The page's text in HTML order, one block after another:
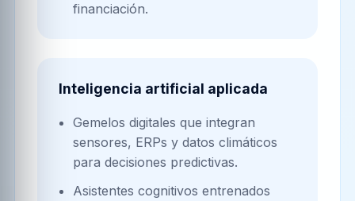
financiación.
Inteligencia artificial aplicada
Gemelos digitales que integran
sensores, ERPs y datos climáticos
para decisiones predictivas.
Asistentes cognitivos entrenados